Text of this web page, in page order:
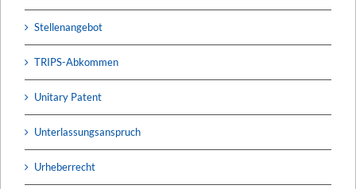
Stellenangebot
TRIPS-Abkommen
Unitary Patent
Unterlassungsanspruch
Urheberrecht